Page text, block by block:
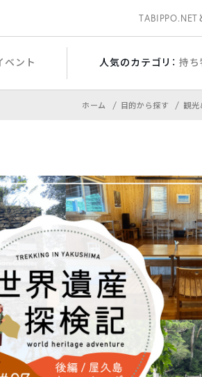
TABIPPO.NET
ベント 人気のカテゴリ： 持ち
ホーム 目的から探す 観光